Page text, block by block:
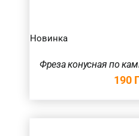
Новинка
Фреза конусная по
190